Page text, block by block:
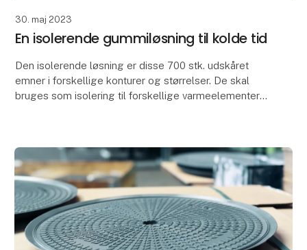
30. maj 2023
En isolerende gummiløsning til kolde tid
Den isolerende løsning er disse 700 stk. udskåret
emner i forskellige konturer og størrelser. De skal
bruges som isolering til forskellige varmeelementer